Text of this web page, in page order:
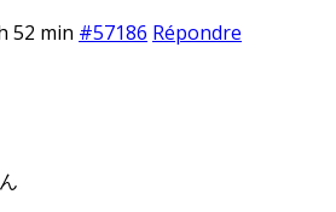
52 min #57186 Répondre